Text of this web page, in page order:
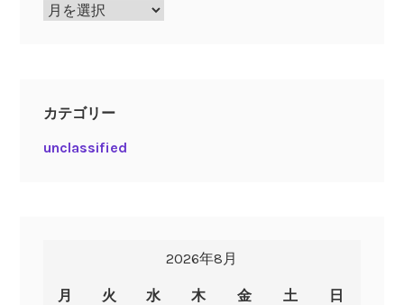
ア
カテゴリー
unclassified
2026年8月
月 火 水 木 金 土 日